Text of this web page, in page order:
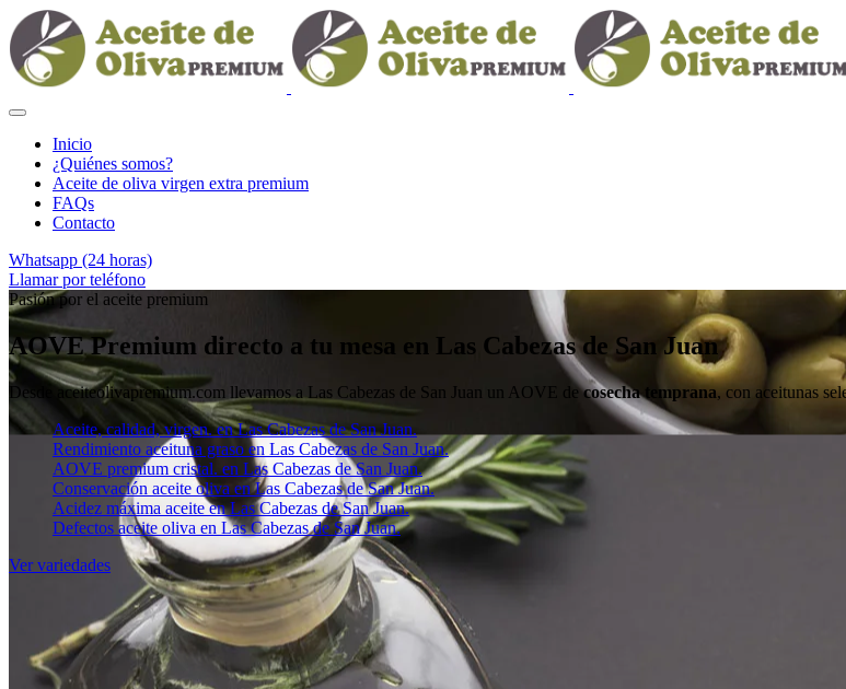
Inicio
¿Quiénes somos?
Aceite de oliva virgen extra premium
FAQs
Contacto
Whatsapp (24 horas)
Llamar por teléfono
Pasión por el aceite premium
AOVE Premium directo a tu mesa en Las Cabezas de San Juan
Desde aceiteolivapremium.com llevamos a Las Cabezas de San Juan un AOVE decosecha temprana, con aceitunas
Aceite, calidad, virgen. en Las Cabezas de San Juan.
Rendimiento aceituna graso en Las Cabezas de San Juan.
AOVE premium cristal. en Las Cabezas de San Juan.
Conservación aceite oliva en Las Cabezas de San Juan.
Acidez máxima aceite en Las Cabezas de San Juan.
Defectos aceite oliva en Las Cabezas de San Juan.
Ver variedades